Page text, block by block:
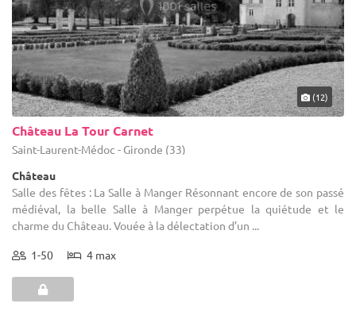
(12)
Château La Tour Carnet
Saint-Laurent-Médoc - Gironde (33)
Château
Salle des fêtes : La Salle à Manger Résonnant encore de son passé
médiéval, la belle Salle à Manger perpétue la quiétude et le
charme du Château. Vouée à la délectation d’un ...
1-50 4 max